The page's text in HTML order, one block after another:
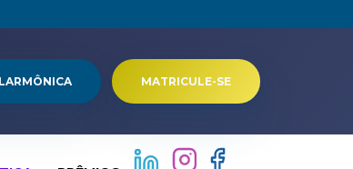
MATRICULE-SE